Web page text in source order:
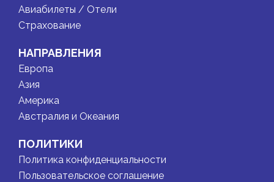
Авиабилеты / Отели
Страхование
НАПРАВЛЕНИЯ
Европа
Азия
Америка
Австралия и Океания
ПОЛИТИКИ
Политика конфиденциальности
Пользовательское соглашение